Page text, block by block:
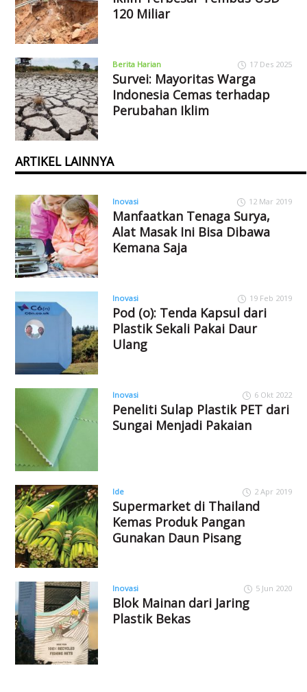
120 Miliar
Berita Harian 17 Des 2025
Survei: Mayoritas Warga
Indonesia Cemas terhadap
Perubahan Iklim
ARTIKEL LAINNYA
Inovasi 12 Mar 2019
Manfaatkan Tenaga Surya,
Alat Masak Ini Bisa Dibawa
Kemana Saja
Inovasi 19 Feb 2019
Pod (o): Tenda Kapsul dari
Plastik Sekali Pakai Daur
Ulang
Inovasi 6 Okt 2022
Peneliti Sulap Plastik PET dari
Sungai Menjadi Pakaian
Ide 2 Apr 2019
Supermarket di Thailand
Kemas Produk Pangan
Gunakan Daun Pisang
Inovasi 5 Jun 2020
Blok Mainan dari Jaring
Plastik Bekas